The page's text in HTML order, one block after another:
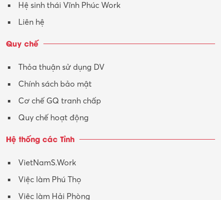
Hệ sinh thái Vĩnh Phúc Work
Liên hệ
Quy chế
Thỏa thuận sử dụng DV
Chính sách bảo mật
Cơ chế GQ tranh chấp
Quy chế hoạt động
Hệ thống các Tỉnh
VietNamS.Work
Việc làm Phú Thọ
Việc làm Hải Phòng